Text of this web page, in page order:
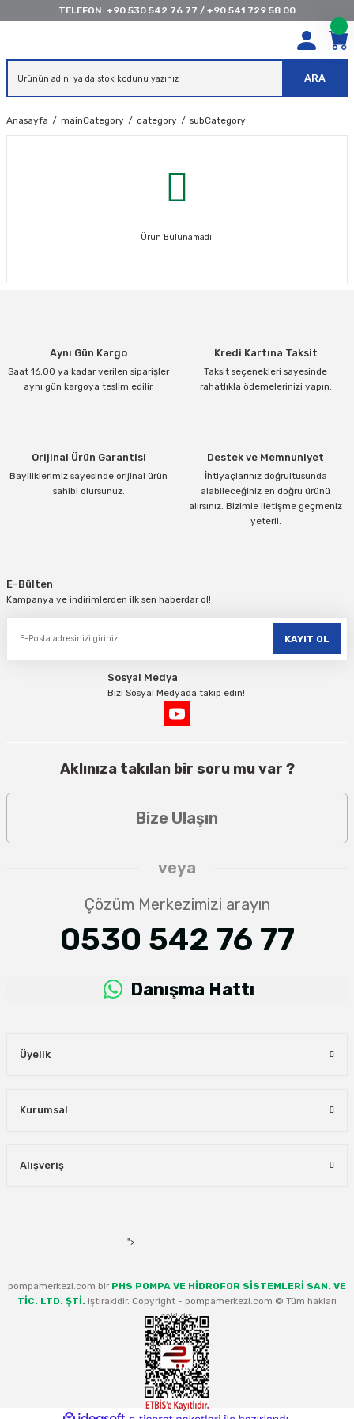
TELEFON: +90 530 542 76 77 / +90 541 729 58 00
ARA
Anasayfa mainCategory category subCategory
Ürün Bulunamadı.
Aynı Gün Kargo
Saat 16:00 ya kadar verilen siparişler
aynı gün kargoya teslim edilir.
Kredi Kartına Taksit
Taksit seçenekleri sayesinde
rahatlıkla ödemelerinizi yapın.
Orijinal Ürün Garantisi
Bayiliklerimiz sayesinde orijinal ürün
sahibi olursunuz.
Destek ve Memnuniyet
İhtiyaçlarınız doğrultusunda
alabileceğiniz en doğru ürünü
alırsınız. Bizimle iletişme geçmeniz
yeterli.
E-Bülten
Kampanya ve indirimlerden ilk sen haberdar ol!
KAYIT OL
Sosyal Medya
Bizi Sosyal Medyada takip edin!
Aklınıza takılan bir soru mu var ?
Bize Ulaşın
veya
Çözüm Merkezimizi arayın
0530 542 76 77
Danışma Hattı
Üyelik
Kurumsal
Alışveriş
">
pompamerkezi.com bir PHS POMPA VE HİDROFOR SİSTEMLERİ SAN. VE
TİC. LTD. ŞTİ. iştirakidir. Copyright - pompamerkezi.com © Tüm hakları
saklıdır.